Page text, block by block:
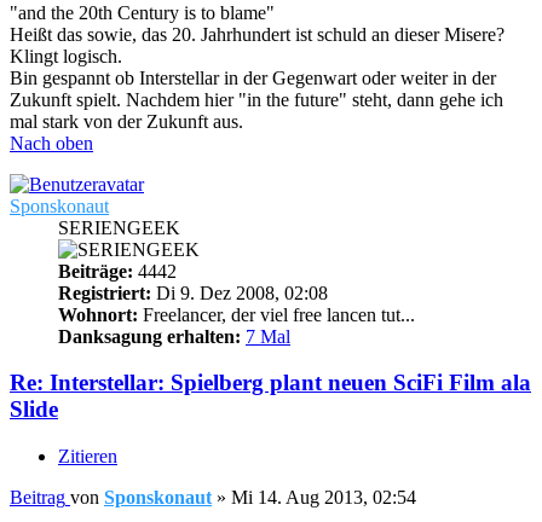
"and the 20th Century is to blame"
Heißt das sowie, das 20. Jahrhundert ist schuld an dieser Misere?
Klingt logisch.
Bin gespannt ob Interstellar in der Gegenwart oder weiter in der
Zukunft spielt. Nachdem hier "in the future" steht, dann gehe ich
mal stark von der Zukunft aus.
Nach oben
Sponskonaut
SERIENGEEK
Beiträge: 4442
Registriert: Di 9. Dez 2008, 02:08
Wohnort: Freelancer, der viel free lancen tut...
Danksagung erhalten: 7 Mal
Re: Interstellar: Spielberg plant neuen SciFi Film ala
Slide
Zitieren
Beitrag von Sponskonaut » Mi 14. Aug 2013, 02:54